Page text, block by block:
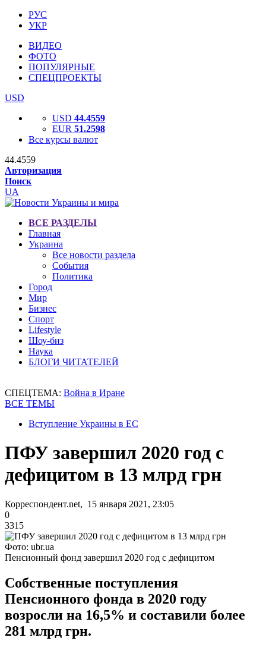
РУС
УКР
ВИДЕО
ФОТО
ПОПУЛЯРНЫЕ
СПЕЦПРОЕКТЫ
USD
USD 44.4559
EUR 51.2598
Все курсы валют
44.4559
Авторизация
Поиск
UA
ВСЕ РАЗДЕЛЫ
Главная
Украина
Все новости раздела
События
Политика
Город
Мир
Бизнес
Спорт
Lifestyle
Шоу-биз
Наука
БЛОГИ ЧИТАТЕЛЕЙ
СПЕЦТЕМА: Война в Иране
ВСЕ ТЕМЫ
Вступление Украины в ЕС
ПФУ завершил 2020 год с
дефицитом в 13 млрд грн
Корреспондент.net, 15 января 2021, 23:05
0
3315
Фото: ubr.ua
Пенсионный фонд завершил 2020 год с дефицитом
Собственные поступления
Пенсионного фонда в 2020 году
возросли на 16,5% и составили более
281 млрд грн.